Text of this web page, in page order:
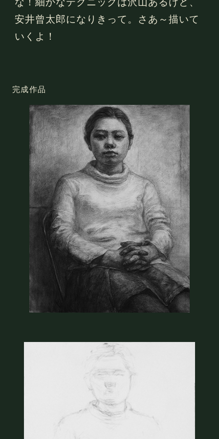
な！細かなテクニックは沢山あるけど、
安井曾太郎になりきって。さあ～描いて
いくよ！
完成作品